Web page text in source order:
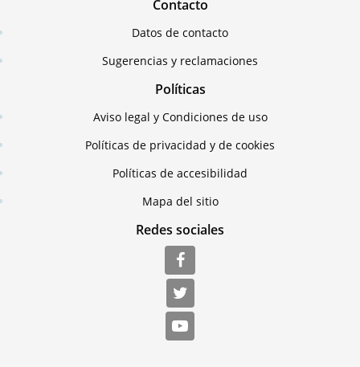
Contacto
Datos de contacto
Sugerencias y reclamaciones
Políticas
Aviso legal y Condiciones de uso
Políticas de privacidad y de cookies
Políticas de accesibilidad
Mapa del sitio
Redes sociales